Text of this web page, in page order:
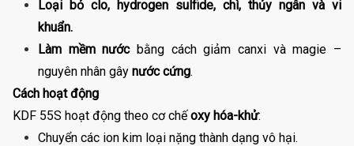
Loại bỏ clo, hydrogen sulfide, chì, thủy ngân và vi
khuẩn.
Làm mềm nướcbằng cách giảm canxi và magie –
nguyên nhân gây nước cứng.
Cách hoạt động
KDF 55S hoạt động theo cơ chếoxy hóa-khử:
Chuyển các ion kim loại nặng thành dạng vô hại.